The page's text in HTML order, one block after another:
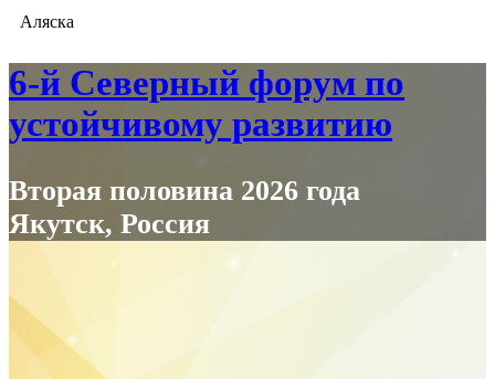
Аляска
6-й Северный форум по
устойчивому развитию
Вторая половина 2026 года
Якутск, Россия